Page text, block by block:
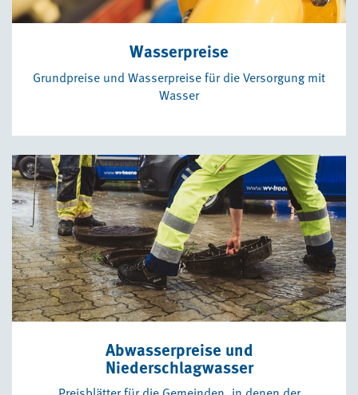
Wasserpreise
Grundpreise und Wasserpreise für die Versorgung mit
Wasser
Abwasserpreise und
Niederschlagwasser